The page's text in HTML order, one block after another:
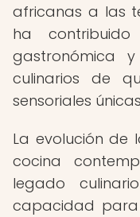
africanas a las
ha
gastronómica
culinarios de
sensoriales
La evolución de
cocina
legado
capacidad para